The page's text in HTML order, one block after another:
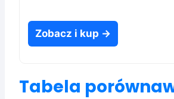
Zobacz i kup →
Tabela